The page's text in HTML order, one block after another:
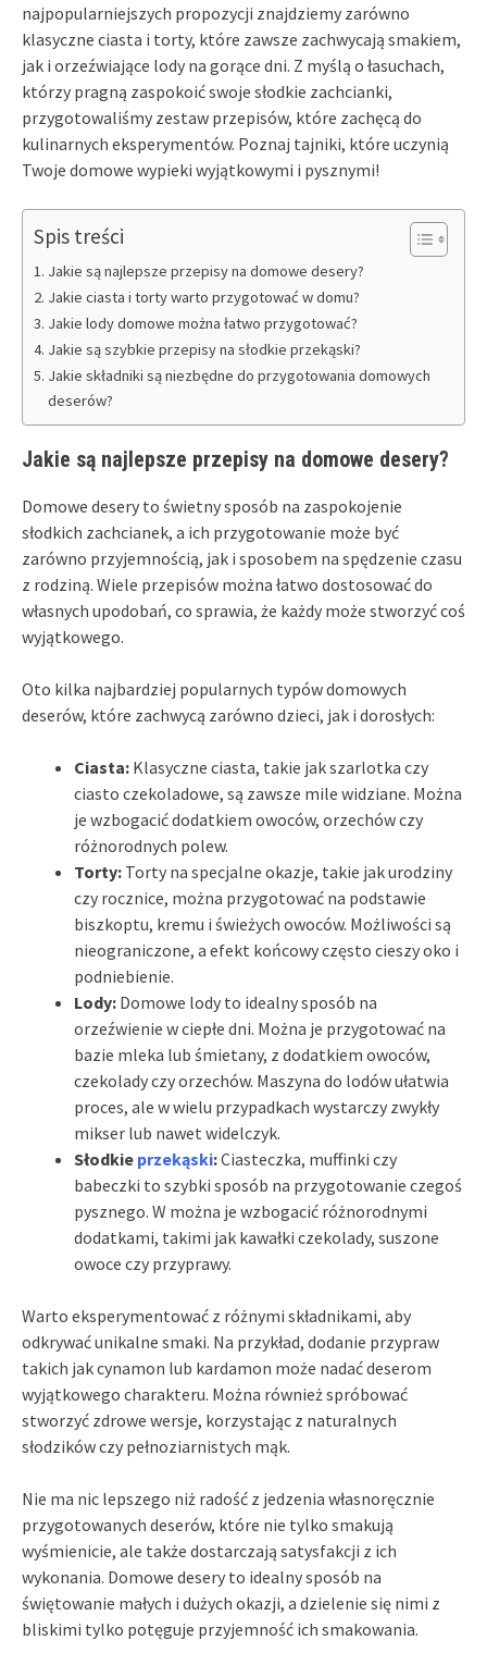
najpopularniejszych propozycji znajdziemy zarówno
klasyczne ciasta i torty, które zawsze zachwycają smakiem,
jak i orzeźwiające lody na gorące dni. Z myślą o łasuchach,
którzy pragną zaspokoić swoje słodkie zachcianki,
przygotowaliśmy zestaw przepisów, które zachęcą do
kulinarnych eksperymentów. Poznaj tajniki, które uczynią
Twoje domowe wypieki wyjątkowymi i pysznymi!
Spis treści
Jakie są najlepsze przepisy na domowe desery?
Jakie ciasta i torty warto przygotować w domu?
Jakie lody domowe można łatwo przygotować?
Jakie są szybkie przepisy na słodkie przekąski?
Jakie składniki są niezbędne do przygotowania domowych
deserów?
Jakie są najlepsze przepisy na domowe desery?
Domowe desery to świetny sposób na zaspokojenie
słodkich zachcianek, a ich przygotowanie może być
zarówno przyjemnością, jak i sposobem na spędzenie czasu
z rodziną. Wiele przepisów można łatwo dostosować do
własnych upodobań, co sprawia, że każdy może stworzyć coś
wyjątkowego.
Oto kilka najbardziej popularnych typów domowych
deserów, które zachwycą zarówno dzieci, jak i dorosłych:
Ciasta: Klasyczne ciasta, takie jak szarlotka czy
ciasto czekoladowe, są zawsze mile widziane. Można
je wzbogacić dodatkiem owoców, orzechów czy
różnorodnych polew.
Torty: Torty na specjalne okazje, takie jak urodziny
czy rocznice, można przygotować na podstawie
biszkoptu, kremu i świeżych owoców. Możliwości są
nieograniczone, a efekt końcowy często cieszy oko i
podniebienie.
Lody: Domowe lody to idealny sposób na
orzeźwienie w ciepłe dni. Można je przygotować na
bazie mleka lub śmietany, z dodatkiem owoców,
czekolady czy orzechów. Maszyna do lodów ułatwia
proces, ale w wielu przypadkach wystarczy zwykły
mikser lub nawet widelczyk.
Słodkie przekąski:Ciasteczka, muffinki czy
babeczki to szybki sposób na przygotowanie czegoś
pysznego. W można je wzbogacić różnorodnymi
dodatkami, takimi jak kawałki czekolady, suszone
owoce czy przyprawy.
Warto eksperymentować z różnymi składnikami, aby
odkrywać unikalne smaki. Na przykład, dodanie przypraw
takich jak cynamon lub kardamon może nadać deserom
wyjątkowego charakteru. Można również spróbować
stworzyć zdrowe wersje, korzystając z naturalnych
słodzików czy pełnoziarnistych mąk.
Nie ma nic lepszego niż radość z jedzenia własnoręcznie
przygotowanych deserów, które nie tylko smakują
wyśmienicie, ale także dostarczają satysfakcji z ich
wykonania. Domowe desery to idealny sposób na
świętowanie małych i dużych okazji, a dzielenie się nimi z
bliskimi tylko potęguje przyjemność ich smakowania.